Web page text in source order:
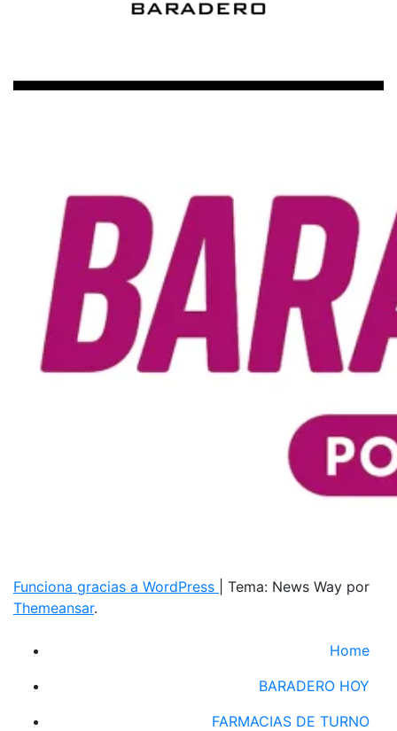
Funciona gracias a WordPress
Tema: News Way por
Themeansar.
Home
BARADERO HOY
FARMACIAS DE TURNO